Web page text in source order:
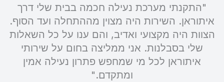
"התקנתי מערכת נעילה חכמה בבית שלי דרך
איתוראן. השירות היה מצוין מההתחלה ועד הסוף.
הצוות היה מקצועי ואדיב, והם ענו על כל השאלות
שלי בסבלנות. אני ממליצה בחום על שירותי
איתוראן לכל מי שמחפש פתרון נעילה אמין
ומתקדם."